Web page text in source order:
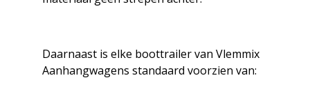
Daarnaast is elke boottrailer van Vlemmix
Aanhangwagens standaard voorzien van: